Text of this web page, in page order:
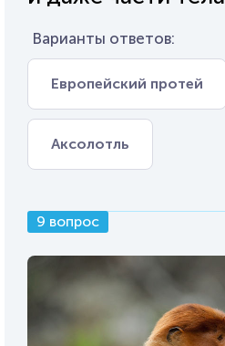
Варианты ответов:
Европейский протей
Аксолотль
9 вопрос